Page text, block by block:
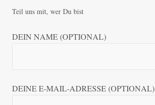
Teil uns mit, wer Du bist
DEIN NAME (OPTIONAL)
DEINE E-MAIL-ADRESSE (OPTIONAL)